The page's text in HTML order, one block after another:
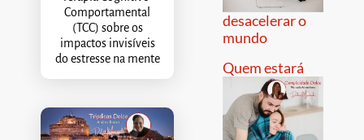
Comportamental
(TCC) sobre os
impactos invisíveis
do estresse na mente
desacelerar o
mundo
Quem estará